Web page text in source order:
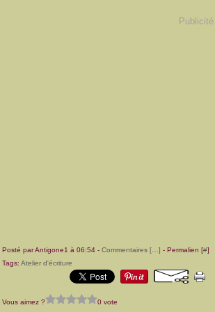
Publicité
Posté par Antigone1 à 06:54 -Commentaires [ …] - Permalien [#]
Tags:Atelier d'écriture
Vous aimez ? 0 vote